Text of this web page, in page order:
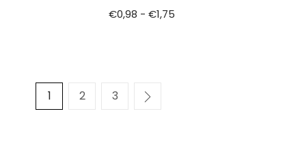
€0,98 - €1,75
1 2 3